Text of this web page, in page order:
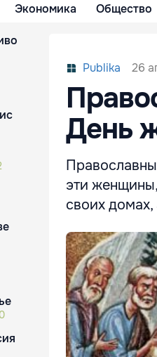
Экономика Общество
Publika 26
День
эти
своих